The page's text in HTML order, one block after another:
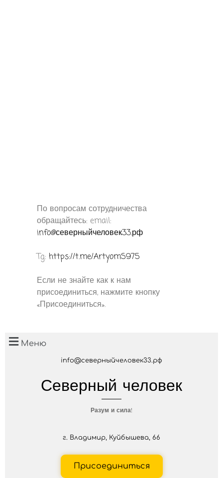
По вопросам сотрудничества
обращайтесь: email:
info@северныйчеловек33.рф
Tg: https://t.me/ArtyomS975
Если не знайте как к нам
присоединиться, нажмите кнопку
«Присоединиться».
Меню
info@северныйчеловек33.рф
Северный человек
Разум и сила!
г. Владимир, Куйбышева, 66
Присоединиться